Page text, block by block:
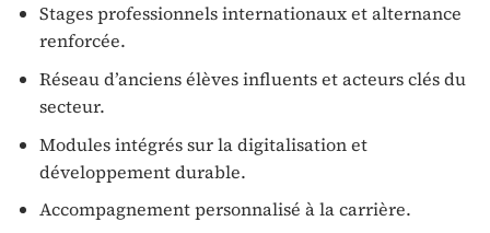
Stages professionnels internationaux et alternance
renforcée.
Réseau d’anciens élèves influents et acteurs clés du
secteur.
Modules intégrés sur la digitalisation et
développement durable.
Accompagnement personnalisé à la carrière.